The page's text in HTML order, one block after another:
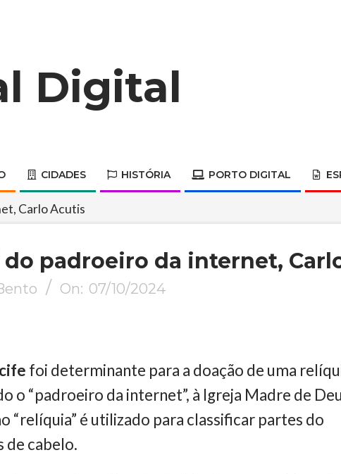
Primary
Navigation
CIDADES HISTÓRIA PORTO DIGITAL
Carlo Acutis
do padroeiro da internet,
On: 07/10/2024
foi determinante para a doação de uma
o “padroeiro da internet”, à Igreja Madre de
“relíquia” é utilizado para classificar partes do
de cabelo.